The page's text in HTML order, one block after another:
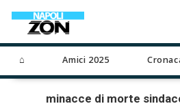
⌂ Amici 2025
minacce di morte